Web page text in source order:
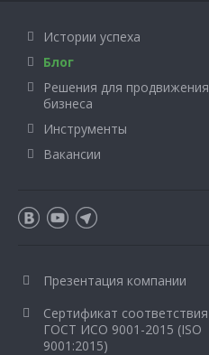
Истории успеха
Блог
Решения для продвижения
бизнеса
Инструменты
Вакансии
Презентация компании
Сертификат соответствия
ГОСТ ИСО 9001-2015 (ISO
9001:2015)